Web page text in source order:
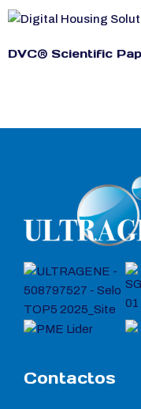
DVC® Scientific
Contactos